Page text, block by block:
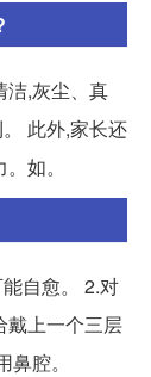
洁,灰尘、真
此外,家长还
如。
自愈。 2.对
戴上一个三层
腔。